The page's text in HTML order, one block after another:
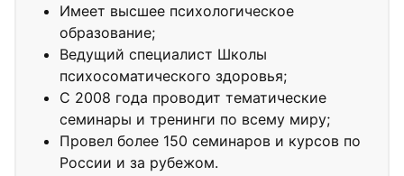
Имеет высшее психологическое
образование;
Ведущий специалист Школы
психосоматического здоровья;
С 2008 года проводит тематические
семинары и тренинги по всему миру;
Провел более 150 семинаров и курсов по
России и за рубежом.